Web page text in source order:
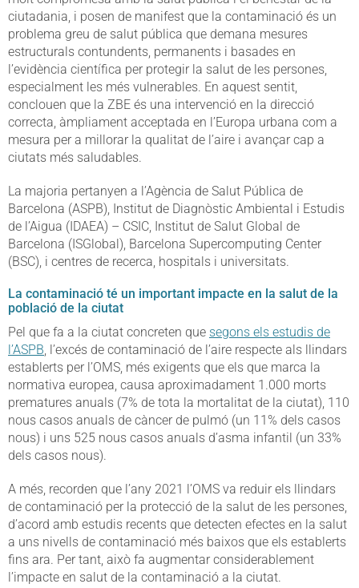
ciutadania, i posen de manifest que la contaminació és un
problema greu de salut pública que demana mesures
estructurals contundents, permanents i basades en
l’evidència científica per protegir la salut de les persones,
especialment les més vulnerables. En aquest sentit,
conclouen que la ZBE és una intervenció en la direcció
correcta, àmpliament acceptada en l’Europa urbana com a
mesura per a millorar la qualitat de l’aire i avançar cap a
ciutats més saludables.
La majoria pertanyen a l’Agència de Salut Pública de
Barcelona (ASPB), Institut de Diagnòstic Ambiental i Estudis
de l’Aigua (IDAEA) – CSIC, Institut de Salut Global de
Barcelona (ISGlobal), Barcelona Supercomputing Center
(BSC), i centres de recerca, hospitals i universitats.
La contaminació té un important impacte en la salut de la
població de la ciutat
Pel que fa a la ciutat concreten que segons els estudis de
l’ASPB, l’excés de contaminació de l’aire respecte als llindars
establerts per l’OMS, més exigents que els que marca la
normativa europea, causa aproximadament 1.000 morts
prematures anuals (7% de tota la mortalitat de la ciutat), 110
nous casos anuals de càncer de pulmó (un 11% dels casos
nous) i uns 525 nous casos anuals d’asma infantil (un 33%
dels casos nous).
A més, recorden que l’any 2021 l’OMS va reduir els llindars
de contaminació per la protecció de la salut de les persones,
d’acord amb estudis recents que detecten efectes en la salut
a uns nivells de contaminació més baixos que els establerts
fins ara. Per tant, això fa augmentar considerablement
l’impacte en salut de la contaminació a la ciutat.